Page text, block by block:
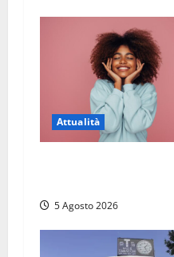
Attualità
5 Agosto 2026